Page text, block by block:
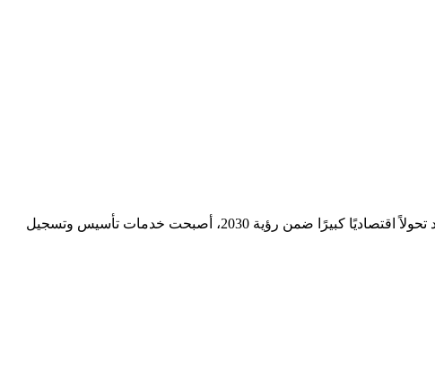
تأسيس وتسجيل الشركات يُعد الخطوة الأولى نحو دخول عالم الأعمال بشكل قانوني ومنظم. في المملكة العربية السعودية، التي تشهد تحولاً اقتصاديًا كبيرًا ضمن رؤية 2030، أصبحت خدمات تأسيس وتسجيل